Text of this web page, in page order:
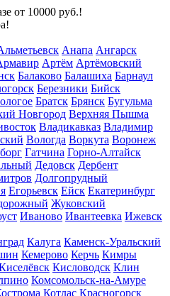
от 10000 руб.!
Анапа Ангарск
Артём Артёмовский
Балаково Балашиха Барнаул
Березники Бийск
Братск Брянск Бугульма
Новгород Верхняя Пышма
Владикавказ Владимир
Вологда Воркута Воронеж
Гатчина Горно-Алтайск
Дедовск Дербент
Долгопрудный
Егорьевск Ейск Екатеринбург
Жуковский
Иваново Ивантеевка Ижевск
Калуга Каменск-Уральский
Кемерово Керчь Кимры
Кисловодск Клин
Комсомольск-на-Амуре
Котлас Красногорск